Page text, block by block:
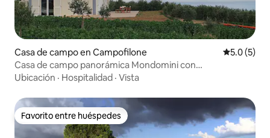
Casa de campo en Campofilone
5.0 (5)
Casa de campo panorámica Mondomini con
impresionantes vistas
Ubicación · Hospitalidad · Vista
Favorito entre huéspedes
Favorito entre huéspedes